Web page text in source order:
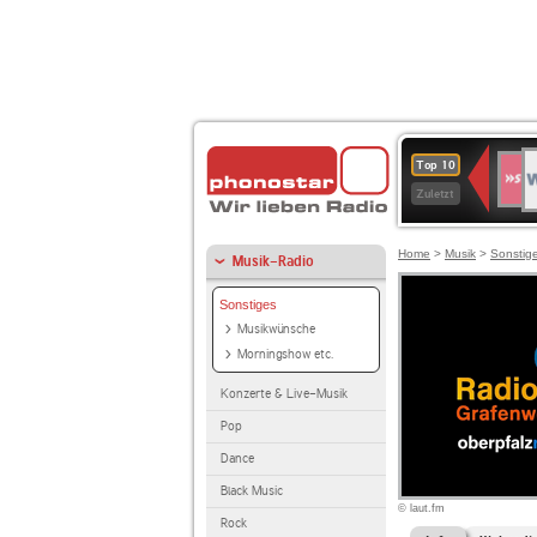
Top 10
Zuletzt
4
Musik-Radio
Sonstiges
Musikwünsche
Morningshow etc.
Konzerte & Live-Musik
Pop
Dance
Black Music
Rock
Home > Musik >
© laut.fm